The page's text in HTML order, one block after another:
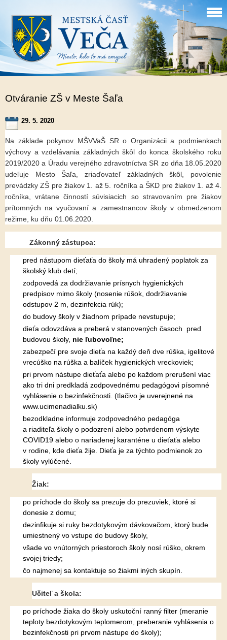
Otváranie ZŠ v Meste Šaľa
29. 5. 2020
Na základe pokynov MŠVVaŠ SR o Organizácii a podmienkach
výchovy a vzdelávania základných škôl do konca školského roku
2019/2020 a Úradu verejného zdravotníctva SR zo dňa 18.05.2020
udeľuje Mesto Šaľa, zriaďovateľ základných škôl, povolenie
prevádzky ZŠ pre žiakov 1. až 5. ročníka a ŠKD pre žiakov 1. až 4.
ročníka, vrátane činností súvisiacich so stravovaním pre žiakov
prítomných na vyučovaní a zamestnancov školy v obmedzenom
režime, ku dňu 01.06.2020.
Zákonný zástupca:
pred nástupom dieťaťa do školy má uhradený poplatok za
školský klub detí;
zodpovedá za dodržiavanie prísnych hygienických
predpisov mimo školy (nosenie rúšok, dodržiavanie
odstupov 2 m, dezinfekcia rúk);
do budovy školy v žiadnom prípade nevstupuje;
dieťa odovzdáva a preberá v stanovených časoch pred
budovou školy, nie ľubovoľne;
zabezpečí pre svoje dieťa na každý deň dve rúška, igelitové
vrecúško na rúška a balíček hygienických vreckoviek;
pri prvom nástupe dieťaťa alebo po každom prerušení viac
ako tri dni predkladá zodpovednému pedagógovi písomné
vyhlásenie o bezinfekčnosti. (tlačivo je uverejnené na
www.ucimenadialku.sk)
bezodkladne informuje zodpovedného pedagóga
a riaditeľa školy o podozrení alebo potvrdenom výskyte
COVID19 alebo o nariadenej karanténe u dieťaťa alebo
v rodine, kde dieťa žije. Dieťa je za týchto podmienok zo
školy vylúčené.
Žiak:
po príchode do školy sa prezuje do prezuviek, ktoré si
donesie z domu;
dezinfikuje si ruky bezdotykovým dávkovačom, ktorý bude
umiestnený vo vstupe do budovy školy,
všade vo vnútorných priestoroch školy nosí rúško, okrem
svojej triedy;
čo najmenej sa kontaktuje so žiakmi iných skupín.
Učiteľ a škola:
po príchode žiaka do školy uskutoční ranný filter (meranie
teploty bezdotykovým teplomerom, preberanie vyhlásenia o
bezinfekčnosti pri prvom nástupe do školy);